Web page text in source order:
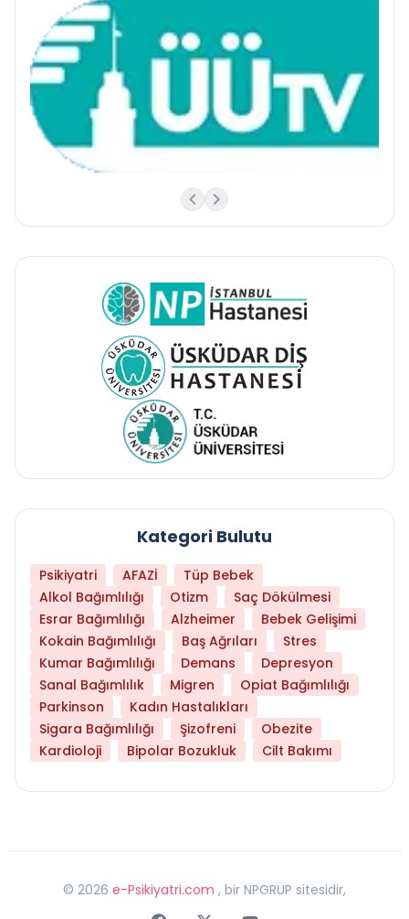
Kategori Bulutu
Psikiyatri AFAZİ
Tüp Bebek
Alkol Bağımlılığı
Otizm
Saç Dökülmesi
Esrar Bağımlılığı
Alzheimer
Bebek Gelişimi
Kokain Bağımlılığı
Baş Ağrıları
Stres
Kumar Bağımlılığı
Demans
Depresyon
Sanal Bağımlılık
Migren
Opiat Bağımlılığı
Parkinson
Kadın Hastalıkları
Sigara Bağımlılığı
Şizofreni
Obezite
Kardioloji
Bipolar Bozukluk Cilt Bakımı
© 2026 e-Psikiyatri.com , bir NPGRUP sitesidir,